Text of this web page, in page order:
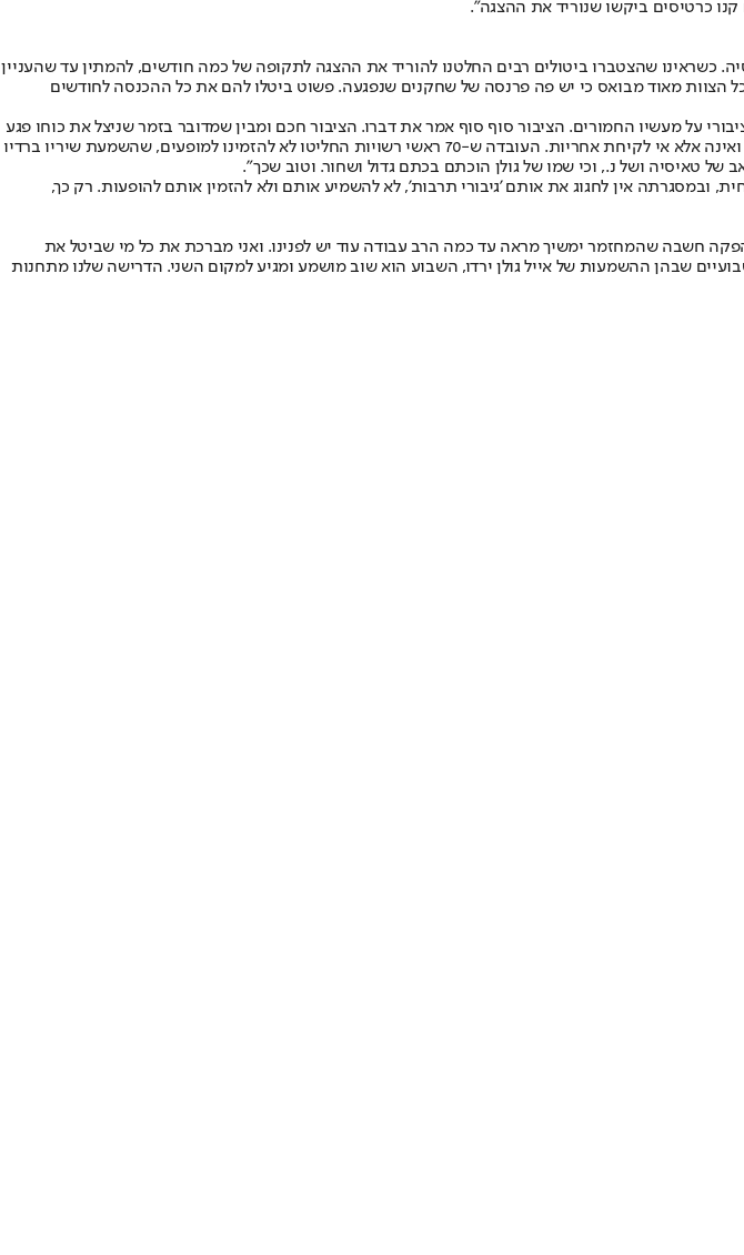
כרטיסים ביקשו שנוריד את ההצגה".
שהצטברו ביטולים רבים החלטנו להוריד את ההצגה לתקופה של כמה חודשים, להמתין עד שהעניין
הצוות מאוד מבואס כי יש פה פרנסה של שחקנים שנפגעה. פשוט ביטלו להם את כל ההכנסה לחודשים
על מעשיו החמורים. הציבור סוף סוף אמר את דברו. הציבור חכם ומבין שמדובר בזמר שניצל את כוחו פגע
וניצל צעירות מרקע מוחלש. התנצלותו שאינה אלא חזרה שיטתית על כך שלא עשה, לא ידע ולא שמע לא מתקבלת ואינה אלא אי לקיחת אחריות. העובדה ש-70 ראשי רשויות החליטו לא להזמינו למופעים, שהשמעת שיריו ברדיו
טאיסיה ושל נ., וכי שמו של גולן הוכתם בכתם גדול ושחור. וטוב שכך".
אין לחגוג את אותם 'גיבורי תרבות', לא להשמיע אותם ולא להזמין אותם להופעות. רק כך,
מסרה: "זה שההפקה חשבה שהמחזמר ימשיך מראה עד כמה הרב עבודה עוד יש לפנינו. ואני מברכת את כל מי שביטל את
שבהן ההשמעות של אייל גולן ירדו, השבוע הוא שוב מושמע ומגיע למקום השני. הדרישה שלנו מתחנות